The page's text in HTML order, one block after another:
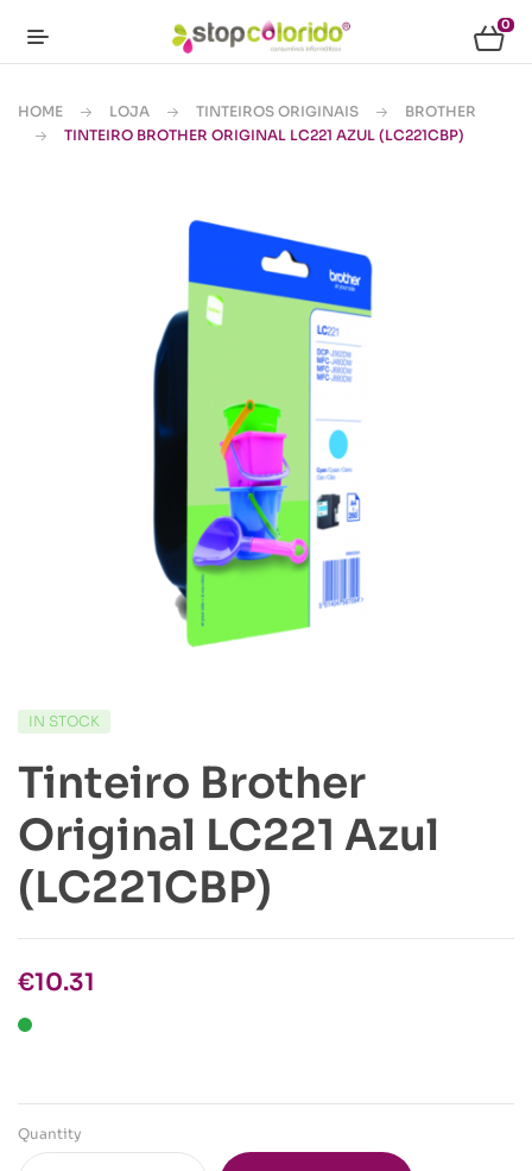
0
HOME LOJA TINTEIROS ORIGINAIS
BROTHER
TINTEIRO BROTHER ORIGINAL LC221 AZUL (LC221CBP)
IN STOCK
Tinteiro Brother
Original LC221 Azul
(LC221CBP)
€10.31
Quantity